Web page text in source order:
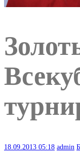
18.09.2013 05:18 admin